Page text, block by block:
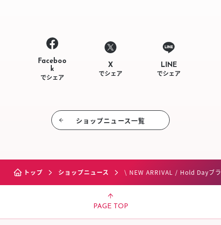
Faceboo
k
でシェア
X
でシェア
LINE
でシェア
ショップニュース⼀覧
トップ ショップニュース \ NEW ARRIVAL / Hold Dayブ
PAGE TOP